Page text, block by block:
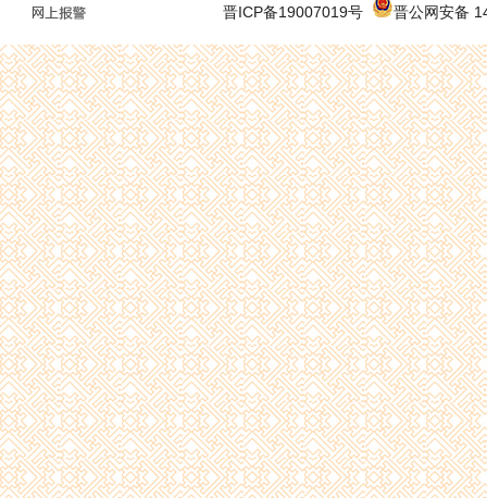
晋ICP备19007019号
晋公网安备